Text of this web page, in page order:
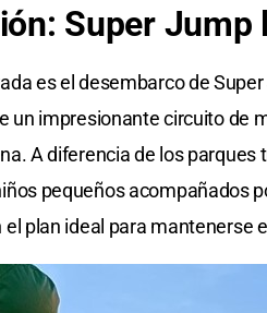
Super Jump
es el desembarco de
un impresionante circuito de
A diferencia de los
pequeños acompañados
plan ideal para mantenerse